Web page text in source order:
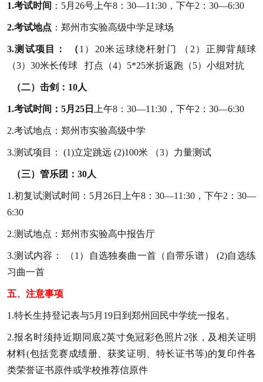
1.考试时间 ： 5月 26号上午8：30—11:30，下午2：30—6:30
2.考试地点 ：郑州市实验高级中学足球场
3.测试项目： （1 ） 20米运球绕杆射门 （ 2 ） 正脚背颠球
（3） 30米长传球 打点 （4） 5*25米折返跑（5）小组对抗
（二）击剑： 10人
1.考试时间： 5月25日 上午8：30—11:30，下午2：30—6:30
2.考试地点：郑州市实验高级中学
3.测试项目： (1)立定跳远 (2)100米（3）力量测试
（三）管乐团： 30人
1 .初复试测试时间： 5月26日 上午8：30—11:30，下午2：30—
6:30
2.测试地点：郑州市实验高中报告厅
3.测试内容： （1） 自选独奏曲一首（自带乐谱） (2)自选练
习曲一首
五、注意事项
1.特长生持登记表与5月19日到郑州回民中学统一报名。
2.报名时须持近期同底2英寸免冠彩色照片2张，及 相关证明
材料(包括竞赛成绩册、获奖证明、特长证书等)的复印件各
类荣誉证书原件或学校推荐信原件